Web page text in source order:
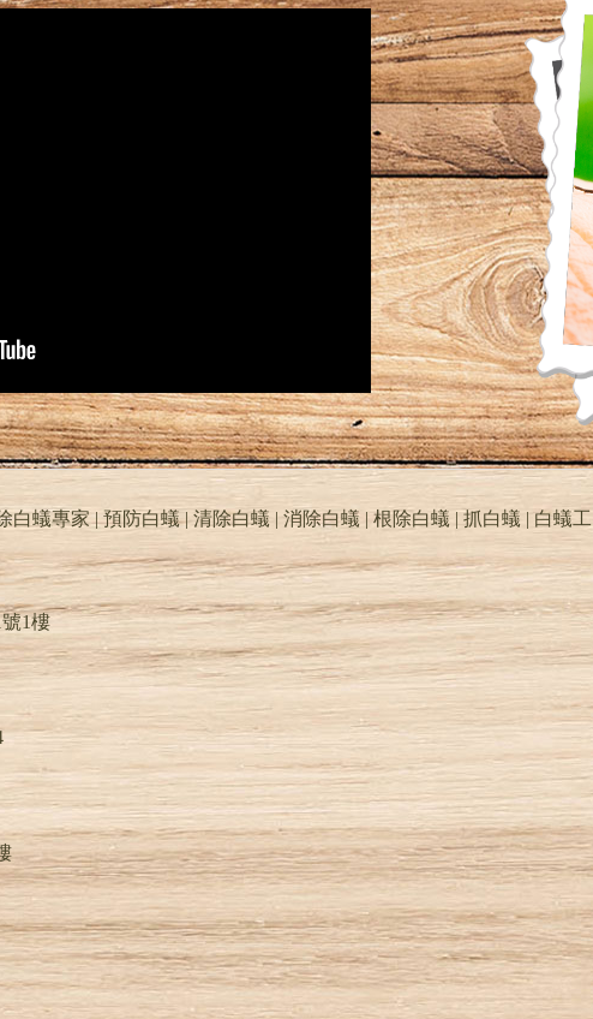
白蟻專家 | 預防白蟻 | 清除白蟻 | 消除白蟻 | 根除白蟻 | 抓白蟻 |白蟻工
1樓